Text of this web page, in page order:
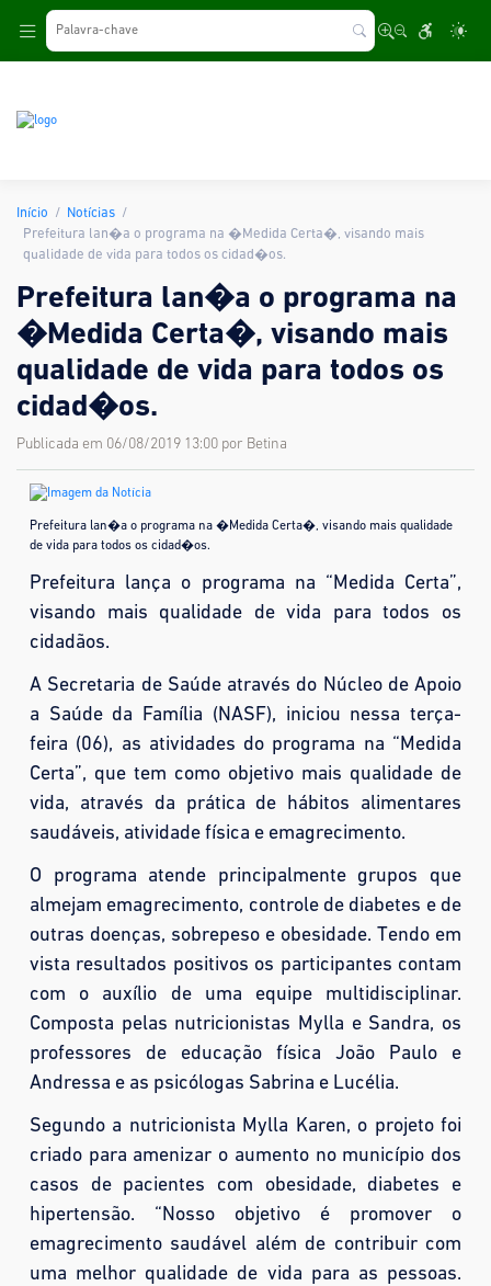
Início
Notícias
Prefeitura lan�a o programa na �Medida Certa�, visando mais
qualidade de vida para todos os cidad�os.
Prefeitura lan�a o programa na
�Medida Certa�, visando mais
qualidade de vida para todos os
cidad�os.
Publicada em 06/08/2019 13:00 por Betina
Prefeitura lan�a o programa na �Medida Certa�, visando mais qualidade
de vida para todos os cidad�os.
Prefeitura lança o programa na “Medida Certa”,
visando mais qualidade de vida para todos os
cidadãos.
A Secretaria de Saúde através do Núcleo de Apoio
a Saúde da Família (NASF), iniciou nessa terça-
feira (06), as atividades do programa na “Medida
Certa”, que tem como objetivo mais qualidade de
vida, através da prática de hábitos alimentares
saudáveis, atividade física e emagrecimento.
O programa atende principalmente grupos que
almejam emagrecimento, controle de diabetes ede
outras doenças, sobrepeso e obesidade. Tendo em
vista resultados positivos os participantes contam
com o auxílio de uma equipe multidisciplinar.
Composta pelas nutricionistas Mylla e Sandra, os
professores de educação física João Paulo e
Andressa e as psicólogas Sabrina e Lucélia.
Segundo a nutricionista Mylla Karen, o projeto foi
criado para amenizar o aumento no município dos
casos de pacientes com obesidade, diabetes e
hipertensão. “Nosso objetivo é promover o
emagrecimento saudável além de contribuir com
uma melhor qualidade de vida para as pessoas.